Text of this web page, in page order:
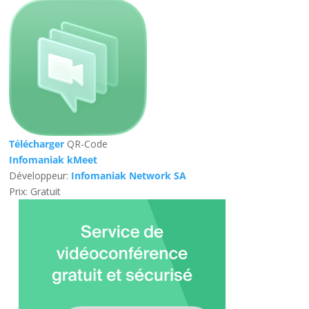
Télécharger QR-Code
Infomaniak kMeet
Développeur: Infomaniak Network SA
Prix: Gratuit